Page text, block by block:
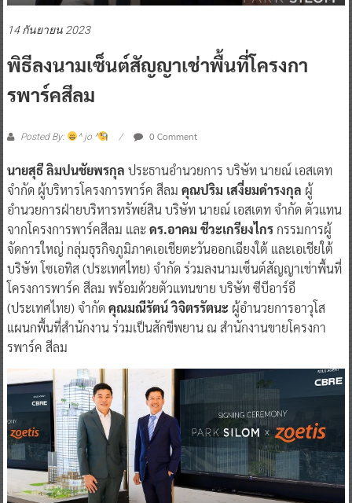
14 กันยายน 2023
พิธีลงนามเซ็นต์สัญญาเช่าพื้นที่โครงกา
รพาร์คสีลม
Posted By: ^ jo ^ 0 Comment
นายสุธี ลิมปนชัยพรกุล ประธานอำนวยการ บริษัท นายณ์ เอสเตท
จำกัด ผู้บริหารโครงการพาร์ค สีลม คุณปริม เสงี่ยมดำรงกุล ผู้
อำนวยการฝ่ายบริหารทรัพย์สิน บริษัท นายณ์ เอสเตท จำกัด ตัวแทน
จากโครงการพาร์คสีลม และดร.อาคม ชีวะเกรียงไกรกรรมการผู้
จัดการใหญ่ กลุ่มธุรกิจภูมิภาคเอเชียตะวันออกเฉียงใต้ และเอเชียใต้
บริษัท โซเอทิส (ประเทศไทย) จำกัด ร่วมลงนามเซ็นต์สัญญาเช่าพื้นที่
โครงการพาร์ค สีลม พร้อมด้วยตัวแทนขาย บริษัท ซีบีอาร์อี
(ประเทศไทย) จำกัดคุณมณีรัตน์ วิจิตรรัตนะ ผู้อำนวยการอาวุโส
แผนกพื้นที่สำนักงาน ร่วมเป็นสักขีพยาน ณ สำนักงานขายโครงกา
รพาร์ค สีลม